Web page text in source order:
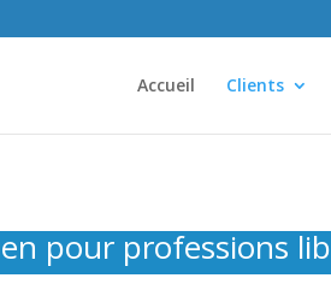
Accueil Clients
pour professions